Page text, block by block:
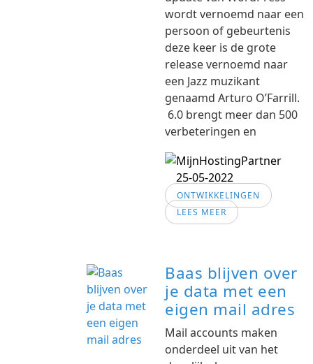
wordt vernoemd naar een
persoon of gebeurtenis
deze keer is de grote
release vernoemd naar
een Jazz muzikant
genaamd Arturo O’Farrill.
6.0 brengt meer dan 500
verbeteringen en
25-05-2022
ONTWIKKELINGEN
LEES MEER
Baas blijven over
je data met een
eigen mail adres
Mail accounts maken
onderdeel uit van het